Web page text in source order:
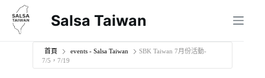
Salsa Taiwan
首頁 events - Salsa Taiwan
SBK Taiwan 7月份活動-
7/5，7/19